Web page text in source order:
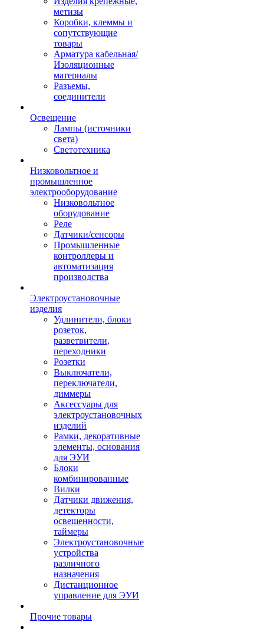
метизы
Коробки, клеммы и
сопутствующие
товары
Арматура кабельная/
Изоляционные
материалы
Разъемы,
соединители
Освещение
Лампы (источники
света)
Светотехника
Низковольтное и
промышленное
электрооборудование
Низковольтное
оборудование
Реле
Датчики/сенсоры
Промышленные
контроллеры и
автоматизация
производства
Электроустановочные
изделия
Удлинители, блоки
розеток,
разветвители,
переходники
Розетки
Выключатели,
переключатели,
диммеры
Аксессуары для
электроустановочных
изделий
Рамки, декоративные
элементы, основания
для ЭУИ
Блоки
комбинированные
Вилки
Датчики движения,
детекторы
освещенности,
таймеры
Электроустановочные
устройства
различного
назначения
Дистанционное
управление для ЭУИ
Прочие товары